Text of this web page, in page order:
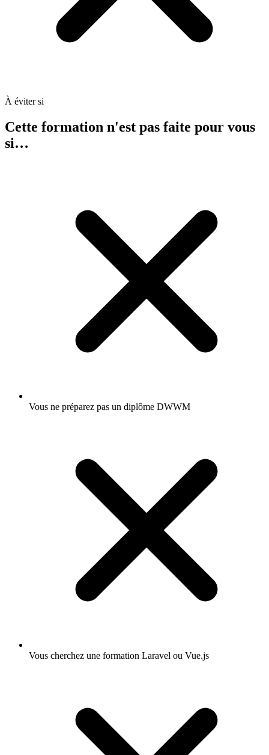
À éviter si
Cette formation n'est pas faite pour vous
si…
Vous ne préparez pas un diplôme DWWM
Vous cherchez une formation Laravel ou Vue.js